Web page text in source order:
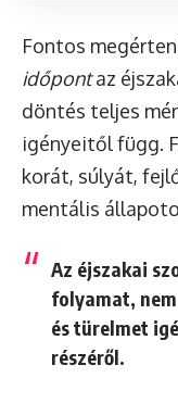
Fontos
időpontaz
döntés teljes
igényeitől függ.
korát, súlyát,
mentális
Az éjszakai
folyamat,
és türelmet
részéről.